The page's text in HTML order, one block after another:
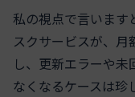
私の視点で言います
スクサービスが、月
し、更新エラーや
なくなるケースは珍